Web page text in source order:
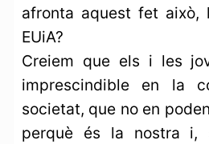
afronta aquest fet això,
EUiA?
Creiem que els i les
imprescindible en la
societat, que no en
perquè és la nostra i,